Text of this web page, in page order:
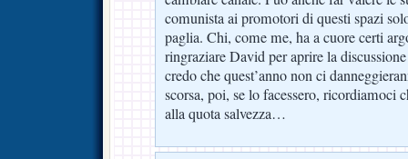
comunista ai promotori di questi spazi
paglia. Chi, come me, ha a cuore certi
ringraziare David per aprire la
credo che quest’anno non ci
scorsa, poi, se lo facessero, ricordiamoci
alla quota salvezza…